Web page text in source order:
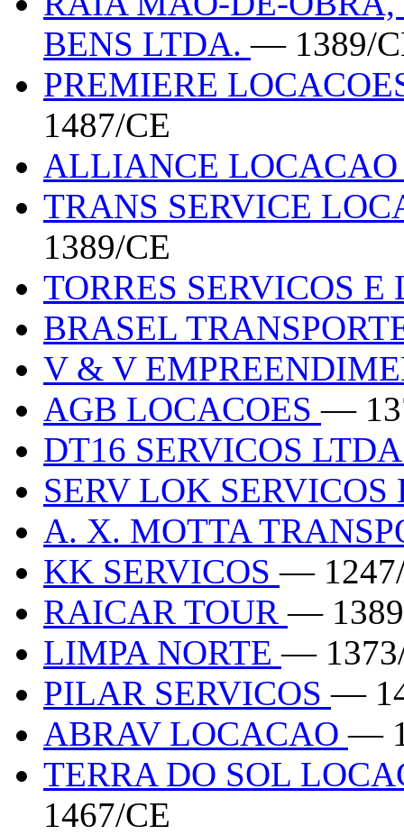
BENS LTDA.— 1389/
PREMIERE
1487/CE
ALLIANCE
TRANS SERVICE
1389/CE
TORRES SERVICOS
BRASEL
V & V
AGB LOCACOES—
DT16 SERVICOS
SERV LOK
A. X. MOTTA
KK SERVICOS—
RAICAR TOUR—
LIMPA NORTE—
PILAR SERVICOS—
ABRAV LOCACAO—
TERRA DO SOL
1467/CE